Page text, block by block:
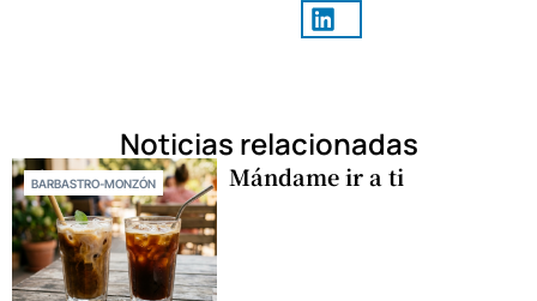
Noticias relacionadas
BARBASTRO-MONZÓN Mándame ir a ti